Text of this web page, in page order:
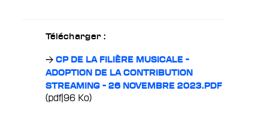
Télécharger :
CP DE LA FILIÈRE MUSICALE -
ADOPTION DE LA CONTRIBUTION
STREAMING - 26 NOVEMBRE 2023.PDF
(pdf|96 Ko)